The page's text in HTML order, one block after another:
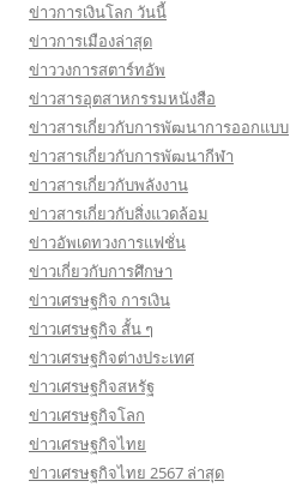
ข่าวการเงินโลก วันนี้
ข่าวการเมืองล่าสุด
ข่าววงการสตาร์ทอัพ
ข่าวสารอุตสาหกรรมหนังสือ
ข่าวสารเกี่ยวกับการพัฒนาการออกแบบ
ข่าวสารเกี่ยวกับการพัฒนากีฬา
ข่าวสารเกี่ยวกับพลังงาน
ข่าวสารเกี่ยวกับสิ่งแวดล้อม
ข่าวอัพเดทวงการแฟชั่น
ข่าวเกี่ยวกับการศึกษา
ข่าวเศรษฐกิจ การเงิน
ข่าวเศรษฐกิจ สั้น ๆ
ข่าวเศรษฐกิจต่างประเทศ
ข่าวเศรษฐกิจสหรัฐ
ข่าวเศรษฐกิจโลก
ข่าวเศรษฐกิจไทย
ข่าวเศรษฐกิจไทย 2567 ล่าสุด